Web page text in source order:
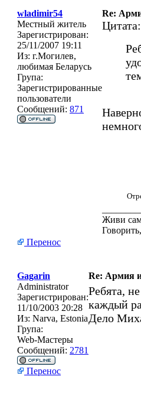
wladimir54
Re:
Местный житель
Зарегистрирован:
25/11/2007 19:11
Из: г.Могилев,
любимая Беларусь
Група:
Зарегистрированные
пользователи
Сообщений: 871
Цитата:
Живи
Перенос
Gagarin
Re: Армия
Administrator
Зарегистрирован:
11/10/2003 20:28
Из: Narva, Estonia
Група:
Web-Мастеры
Сообщений: 2781
Ребята,
каждый
Дело
Перенос